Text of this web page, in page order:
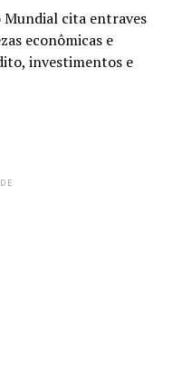
Mundial cita entraves
econômicas e
investimentos e